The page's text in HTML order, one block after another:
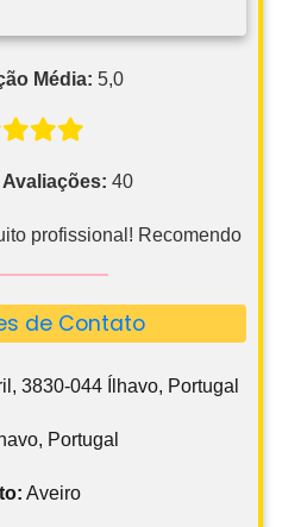
Média: 5,0
40
profissional! Recomendo
de Contato
3830-044 Ílhavo, Portugal
Portugal
Aveiro